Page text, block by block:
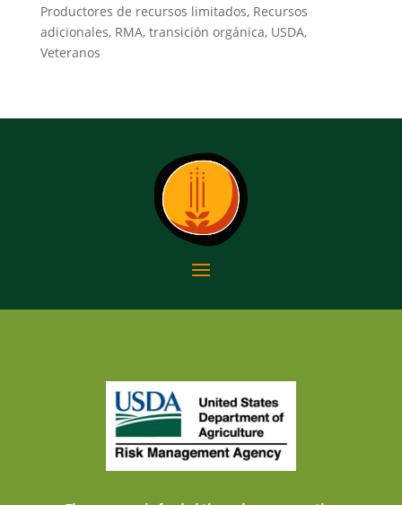
Productores de recursos limitados, Recursos
adicionales, RMA, transición orgánica, USDA,
Veteranos